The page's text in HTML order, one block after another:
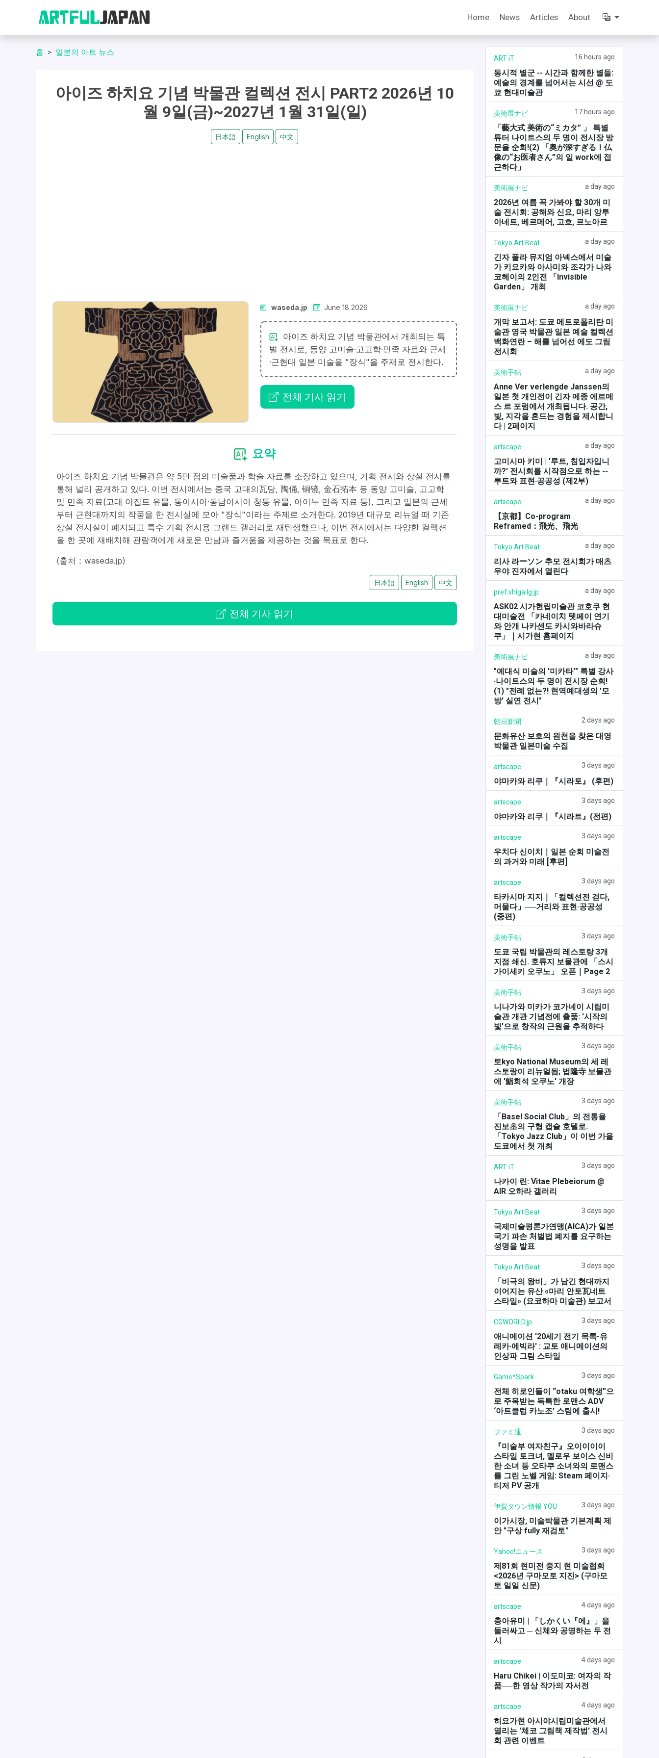
Home News Articles About
홈 일본의 아트 뉴스
아이즈 하치요 기념 박물관 컬렉션 전시 PART2 2026년 10
월 9일(금)~2027년 1월 31일(일)
日本語 English 中文
waseda.jp June 18 2026
아이즈 하치요 기념 박물관에서 개최되는 특
별 전시로, 동양 고미술·고고학·민족 자료와 근세
·근현대 일본 미술을 "장식"을 주제로 전시한다.
전체 기사 읽기
요약
아이즈 하치요 기념 박물관은 약 5만 점의 미술품과 학술 자료를 소장하고 있으며, 기획 전시와 상설 전시를
통해 널리 공개하고 있다. 이번 전시에서는 중국 고대의瓦당, 陶俑, 铜镜, 金石拓本 등 동양 고미술, 고고학
및 민족 자료(고대 이집트 유물, 동아시아·동남아시아 청동 유물, 아이누 민족 자료 등), 그리고 일본의 근세
부터 근현대까지의 작품을 한 전시실에 모아 "장식"이라는 주제로 소개한다. 2019년 대규모 리뉴얼 때 기존
상설 전시실이 폐지되고 특수 기획 전시용 그랜드 갤러리로 재탄생했으나, 이번 전시에서는 다양한 컬렉션
을 한 곳에 재배치해 관람객에게 새로운 만남과 즐거움을 제공하는 것을 목표로 한다.
(출처：waseda.jp)
日本語 English 中文
전체 기사 읽기
ART iT 16 hours ago
동시적 별군 -- 시간과 함께한 별들:
예술의 경계를 넘어서는 시선 @ 도
쿄 현대미술관
美術展ナビ 17 hours ago
「藝大式 美術の“ミカタ” 」 특별
튜터 나이트스의 두 명이 전시장 방
문을 순회!(2) 「奥が深すぎる！仏
像の“お医者さん”의 일 work에 접
근하다」
美術展ナビ a day ago
2026년 여름 꼭 가봐야 할 30개 미
술 전시회: 공해와 신요, 마리 앙투
아네트, 베르메어, 고흐, 르노아르
Tokyo Art Beat a day ago
긴자 폴라 뮤지엄 아넥스에서 미술
가 키요카와 아사미와 조각가 나와
코헤이의 2인전 「Invisible
Garden」 개최
美術展ナビ a day ago
개막 보고서: 도쿄 메트로폴리탄 미
술관 영국 박물관 일본 예술 컬렉션
백화연란 – 해를 넘어선 에도 그림
전시회
美術手帖 a day ago
Anne Ver verlengde Janssen의
일본 첫 개인전이 긴자 메종 에르메
스 르 포럼에서 개최됩니다. 공간,
빛, 지각을 흔드는 경험을 제시합니
다 | 2페이지
artscape a day ago
고미시마 키미 | '루트, 침입자입니
까?' 전시회를 시작점으로 하는 --
루트와 표현·공공성 (제2부)
artscape a day ago
【京都】Co-program
Reframed：飛光、飛光
Tokyo Art Beat a day ago
리사 라ーソン 추모 전시회가 매츠
우야 진자에서 열린다
pref.shiga.lg.jp a day ago
ASK02 시가현립미술관 코호쿠 현
대미술전 「카네이치 텟페이 연기
와 안개 나카센도 카시와바라슈
쿠」｜시가현 홈페이지
美術展ナビ a day ago
"예대식 미술의 '미카타'" 특별 강사
·나이트스의 두 명이 전시장 순회!
(1) "전례 없는?! 현역예대생의 '모
방' 실연 전시"
朝日新聞 2 days ago
문화유산 보호의 원천을 찾은 대영
박물관 일본미술 수집
artscape 3 days ago
야마카와 리쿠｜『시라토』 (후편)
artscape 3 days ago
야마카와 리쿠｜『시라트』(전편)
artscape 3 days ago
우치다 신이치｜일본 순회 미술전
의 과거와 미래 [후편]
artscape 3 days ago
타카시마 지지｜「컬렉션전 걷다,
머물다」──거리와 표현·공공성
(중편)
美術手帖 3 days ago
도쿄 국립 박물관의 레스토랑 3개
지점 쇄신. 호류지 보물관에 「스시
가이세키 오쿠노」 오픈｜Page 2
美術手帖 3 days ago
니나가와 미카가 코가네이 시립미
술관 개관 기념전에 출품: '시작의
빛'으로 창작의 근원을 추적하다
美術手帖 3 days ago
토kyo National Museum의 세 레
스토랑이 리뉴얼됨; 법隆寺 보물관
에 '鮨회석 오쿠노' 개장
美術手帖 3 days ago
「Basel Social Club」의 전통을
진보초의 구형 캡슐 호텔로.
「Tokyo Jazz Club」이 이번 가을
도쿄에서 첫 개최
ART iT 3 days ago
나카이 린: Vitae Plebeiorum @
AIR 오하라 갤러리
Tokyo Art Beat 3 days ago
국제미술평론가연맹(AICA)가 일본
국기 파손 처벌법 폐지를 요구하는
성명을 발표
Tokyo Art Beat 3 days ago
「비극의 왕비」가 남긴 현대까지
이어지는 유산 «마리 안토瓦네트
스타일» (요코하마 미술관) 보고서
CGWORLD.jp 3 days ago
애니메이션 '20세기 전기 목록-유
레카·에빅라' : 교토 애니메이션의
인상파 그림 스타일
Game*Spark 3 days ago
전체 히로인들이 “otaku 여학생”으
로 주목받는 독특한 로맨스 ADV
‘아트클럽 카노조’ 스팀에 출시!
ファミ通 3 days ago
『미술부 여자친구』오이이이이
스타일 토크녀, 멜로우 보이스 신비
한 소녀 등 오타쿠 소녀와의 로맨스
를 그린 노벨 게임: Steam 페이지·
티저 PV 공개
伊賀タウン情報 YOU 3 days ago
이가시장, 미술박물관 기본계획 제
안 "구상 fully 재검토"
Yahoo!ニュース 3 days ago
제81회 현미전 중지 현 미술협회
<2026년 구마모토 지진> (구마모
토 일일 신문)
artscape 4 days ago
충아유미 | 「しかくい『에』」을
둘러싸고 ─ 신체와 공명하는 두 전
시
artscape 4 days ago
Haru Chikei | 이도미코: 여자의 작
품──한 영상 작가의 자서전
artscape 4 days ago
히요가현 아시야시립미술관에서
열리는 '체코 그림책 제작법' 전시
회 관련 이벤트